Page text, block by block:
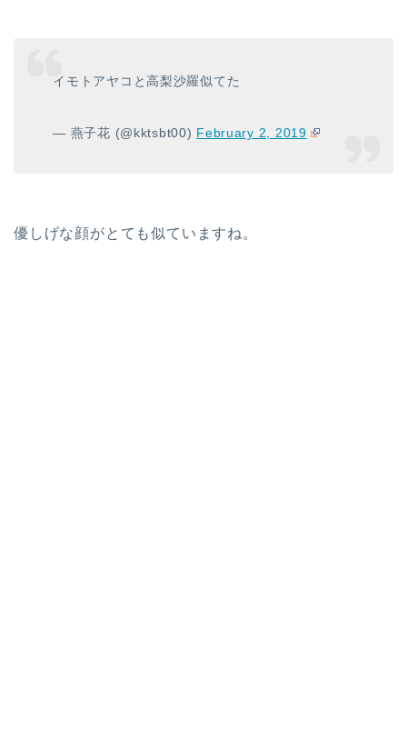
イモトアヤコと高梨沙羅似てた
— 燕子花 (@kktsbt00) February 2, 2019
優しげな顔がとても似ていますね。